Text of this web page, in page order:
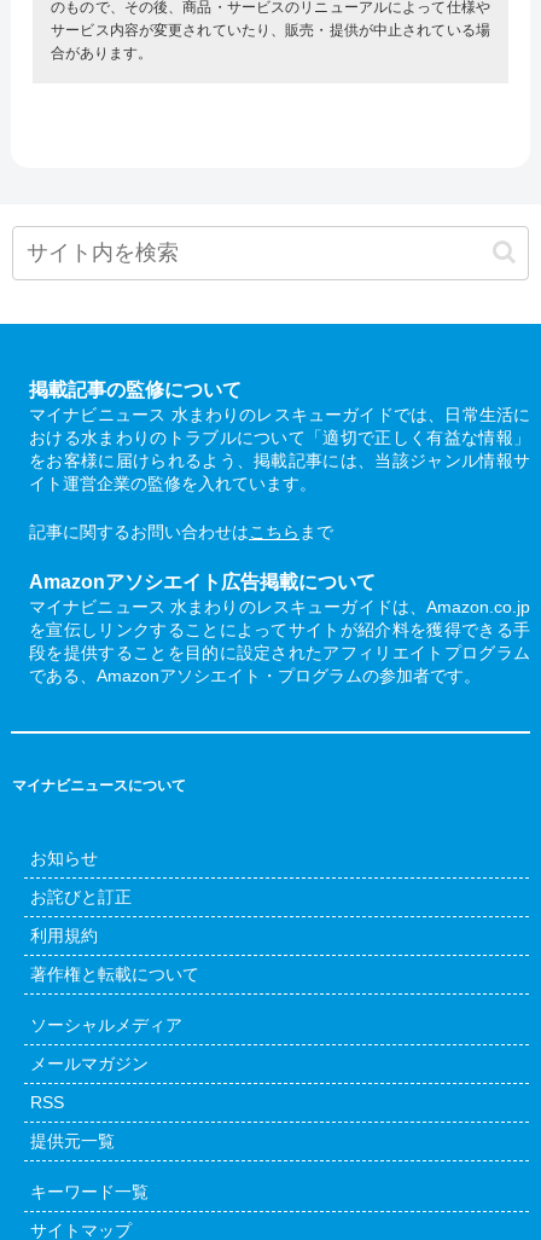
のもので、その後、商品・サービスのリニューアルによって仕様や
サービス内容が変更されていたり、販売・提供が中止されている場
合があります。
掲載記事の監修について
マイナビニュース 水まわりのレスキューガイドでは、日常生活に
おける水まわりのトラブルについて「適切で正しく有益な情報」
をお客様に届けられるよう、掲載記事には、当該ジャンル情報サ
イト運営企業の監修を入れています。
記事に関するお問い合わせはこちら まで
Amazonアソシエイト広告掲載について
マイナビニュース 水まわりのレスキューガイドは、Amazon.co.jp
を宣伝しリンクすることによってサイトが紹介料を獲得できる手
段を提供することを目的に設定されたアフィリエイトプログラム
である、Amazonアソシエイト・プログラムの参加者です。
マイナビニュースについて
お知らせ
お詫びと訂正
利用規約
著作権と転載について
ソーシャルメディア
メールマガジン
RSS
提供元一覧
キーワード一覧
サイトマップ